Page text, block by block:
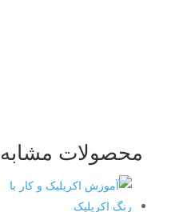
محصولات مشابه